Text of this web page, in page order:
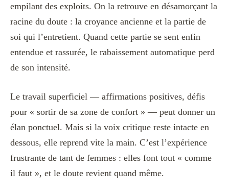
empilant des exploits. On la retrouve en désamorçant la
racine du doute : la croyance ancienne et la partie de
soi qui l’entretient. Quand cette partie se sent enfin
entendue et rassurée, le rabaissement automatique perd
de son intensité.
Le travail superficiel — affirmations positives, défis
pour « sortir de sa zone de confort » — peut donner un
élan ponctuel. Mais si la voix critique reste intacte en
dessous, elle reprend vite la main. C’est l’expérience
frustrante de tant de femmes : elles font tout « comme
il faut », et le doute revient quand même.